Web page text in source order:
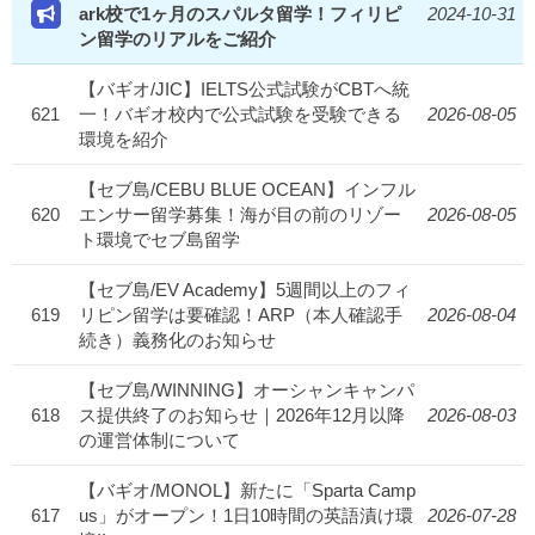
ark校で1ヶ月のスパルタ留学！フィリピ
ン留学のリアルをご紹介
2024-10-31
621
【バギオ/JIC】IELTS公式試験がCBTへ統
一！バギオ校内で公式試験を受験できる
環境を紹介
2026-08-05
620
【セブ島/CEBU BLUE OCEAN】インフル
エンサー留学募集！海が目の前のリゾー
ト環境でセブ島留学
2026-08-05
619
【セブ島/EV Academy】5週間以上のフィ
リピン留学は要確認！ARP（本人確認手
続き）義務化のお知らせ
2026-08-04
618
【セブ島/WINNING】オーシャンキャンパ
ス提供終了のお知らせ｜2026年12月以降
の運営体制について
2026-08-03
617
【バギオ/MONOL】新たに「Sparta Camp
us」がオープン！1日10時間の英語漬け環
2026-07-28